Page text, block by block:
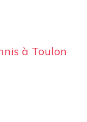
à Toulon